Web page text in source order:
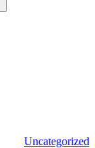
Uncategorized